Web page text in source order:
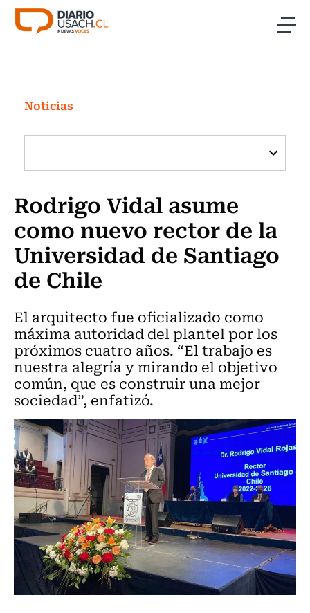
Click acá para ir directamente al contenido
Investigación
Cultura
Programas Radio y TV Usach
Noticias
Rodrigo Vidal asume
como nuevo rector de la
Universidad de Santiago
de Chile
El arquitecto fue oficializado como
máxima autoridad del plantel por los
próximos cuatro años. “El trabajo es
nuestra alegría y mirando el objetivo
común, que es construir una mejor
sociedad”, enfatizó.